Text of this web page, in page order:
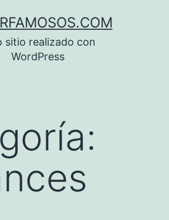
sitio realizado con
WordPress